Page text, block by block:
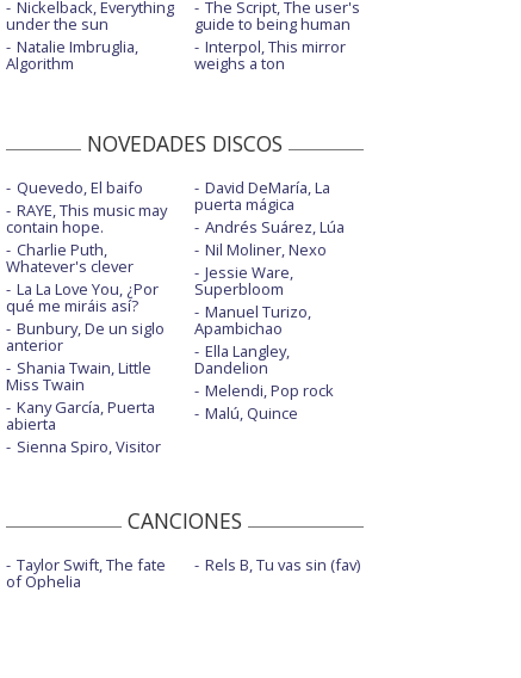
Nickelback, Everything
under the sun
Natalie Imbruglia,
Algorithm
The Script, The user's
guide to being human
Interpol, This mirror
weighs a ton
NOVEDADES DISCOS
Quevedo, El baifo
RAYE, This music may
contain hope.
Charlie Puth,
Whatever's clever
La La Love You, ¿Por
qué me miráis así?
Bunbury, De un siglo
anterior
Shania Twain, Little
Miss Twain
Kany García, Puerta
abierta
Sienna Spiro, Visitor
David DeMaría, La
puerta mágica
Andrés Suárez, Lúa
Nil Moliner, Nexo
Jessie Ware,
Superbloom
Manuel Turizo,
Apambichao
Ella Langley,
Dandelion
Melendi, Pop rock
Malú, Quince
CANCIONES
Taylor Swift, The fate
of Ophelia
Rels B, Tu vas sin (fav)